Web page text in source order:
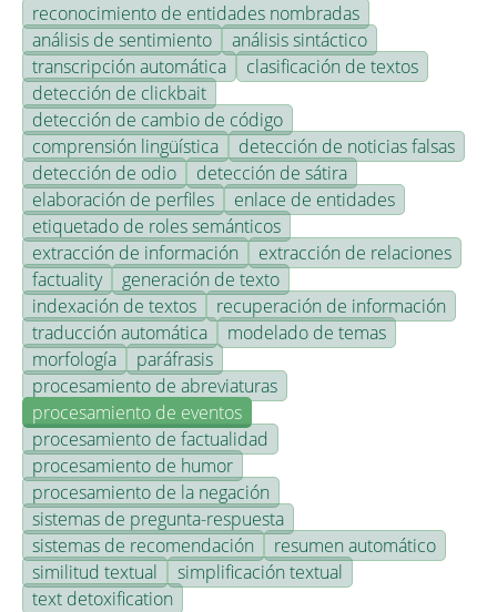
reconocimiento de entidades nombradas
análisis de sentimiento
análisis sintáctico
transcripción automática
clasificación de textos
detección de clickbait
detección de cambio de código
comprensión lingüística
detección de noticias falsas
detección de odio
detección de sátira
elaboración de perfiles
enlace de entidades
etiquetado de roles semánticos
extracción de información
extracción de relaciones
factuality
generación de texto
indexación de textos
recuperación de información
traducción automática
modelado de temas
morfología
paráfrasis
procesamiento de abreviaturas
procesamiento de eventos
procesamiento de factualidad
procesamiento de humor
procesamiento de la negación
sistemas de pregunta-respuesta
sistemas de recomendación
resumen automático
similitud textual
simplificación textual
text detoxification